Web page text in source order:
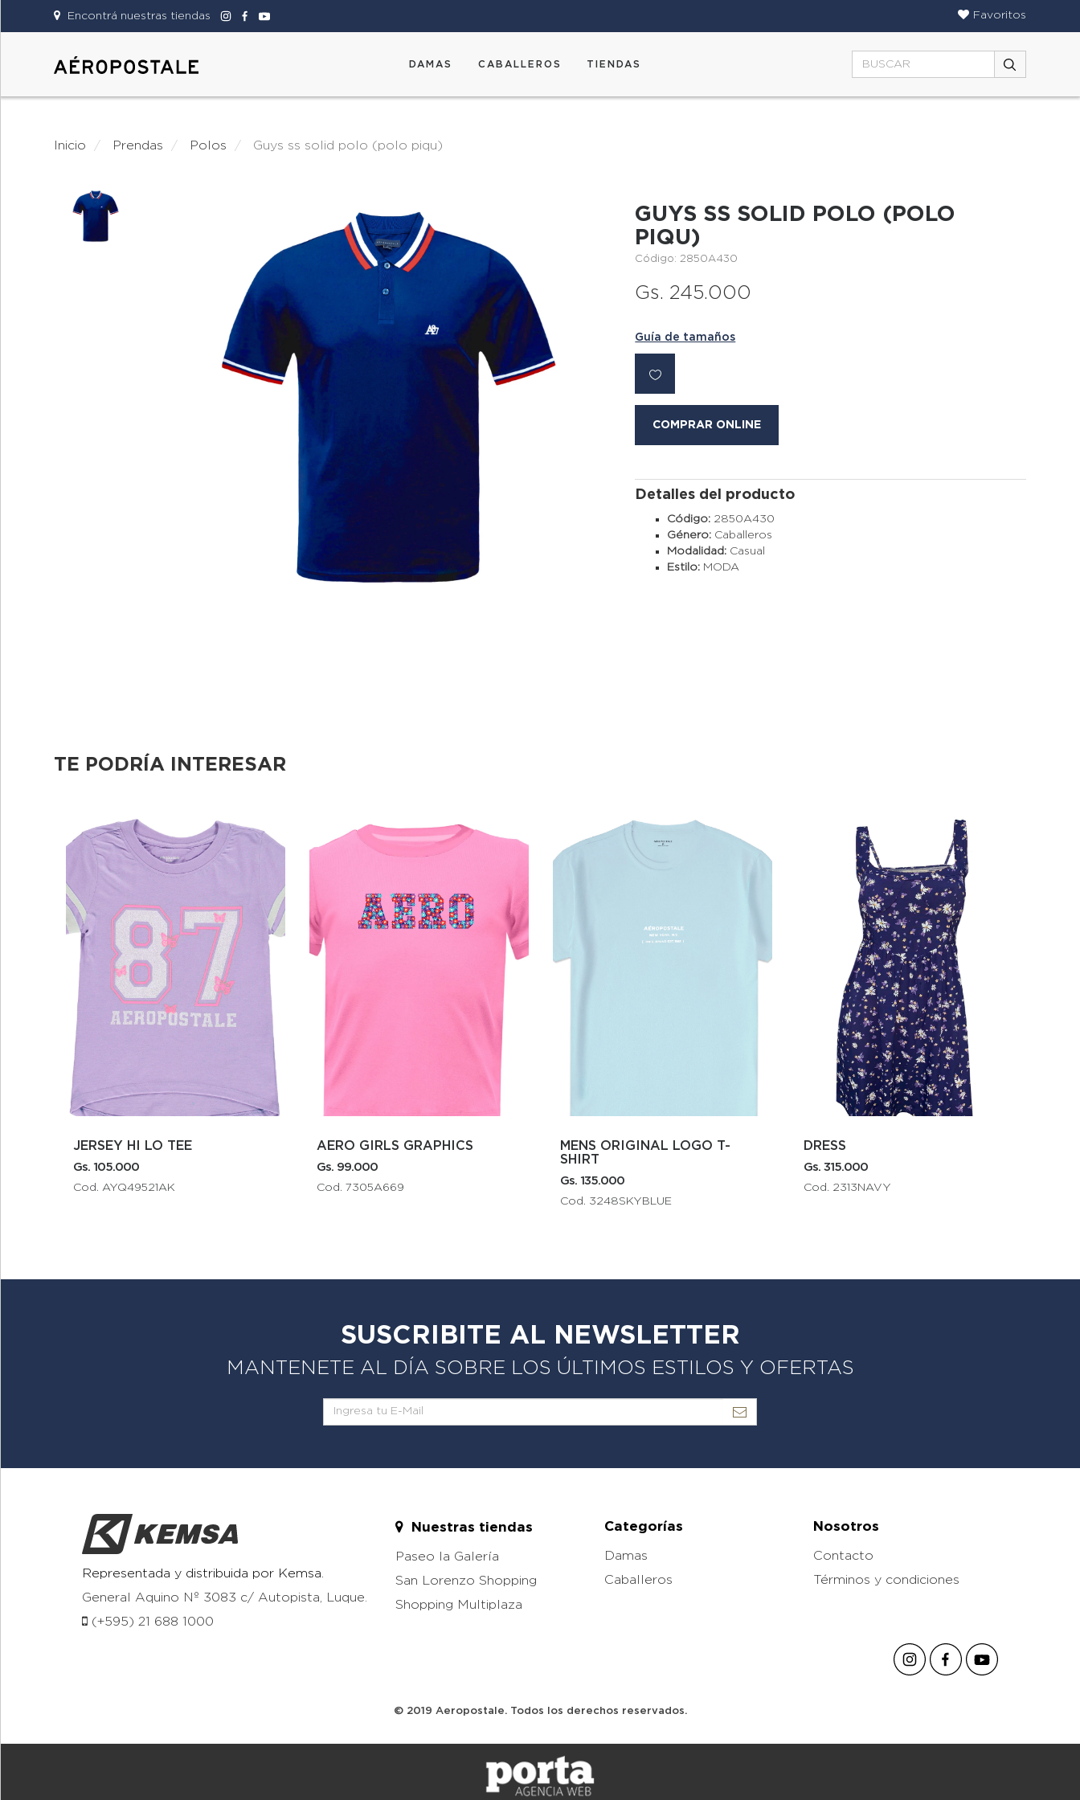
Encontrá nuestras tiendas Favoritos
TIENDAS
DAMAS CABALLEROS TIENDAS
Inicio prendas polos guys ss solid polo (polo piqu)
GUYS SS SOLID POLO (POLO
PIQU)
Código: 2850A430
Gs. 245.000
Guía de tamaños
COMPRAR ONLINE
Detalles del producto
Código: 2850A430
Género: Caballeros
Modalidad: Casual
Estilo: MODA
TE PODRÍA INTERESAR
AERO GIRLS GRAPHICS
MENS ORIGINAL LOGO T-
DRESS
SUSCRIBITE AL NEWSLETTER
MANTENETE AL DÍA SOBRE LOS ÚLTIMOS ESTILOS Y OFERTAS
Representada y distribuida por Kemsa.
General Aquino Nº 3083 c/ Autopista, Luque.
(+595) 21 688 1000
Nuestras tiendas
Paseo la Galería
San Lorenzo Shopping
Shopping Multiplaza
Categorías
Damas
Caballeros
Nosotros
Contacto
Términos y condiciones
© 2019 Aeropostale. Todos los derechos reservados.